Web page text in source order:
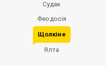
Судак
Феодосія
Щолкіне
Ялта